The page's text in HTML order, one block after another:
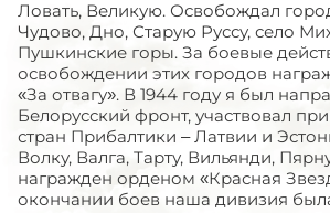
Ловать, Великую. Освобождал
Чудово, Дно, Старую Руссу, село
Пушкинские горы. За боевые
освобождении этих городов
«За отвагу». В 1944 году я был
Белорусский фронт, участвовал
стран Прибалтики – Латвии и
Волку, Валга, Тарту, Вильянди,
награжден орденом «Красная
окончании боев наша дивизия